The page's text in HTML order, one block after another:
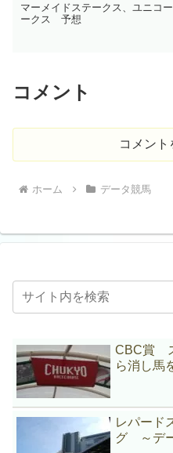
マーメイドステークス、ユニコ
ークス 予想
コメント
コメント
ホーム データ競馬
CBC賞
ら消し馬
レパード
グ ～デ